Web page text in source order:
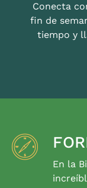
Conecta
fin de
tiempo y
En la